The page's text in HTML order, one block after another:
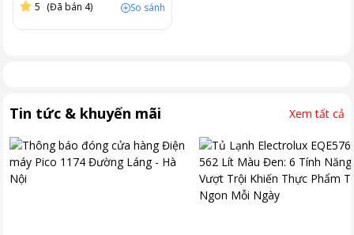
5 (Đã bán 4) So sánh
Tin tức & khuyến mãi Xem tất cả